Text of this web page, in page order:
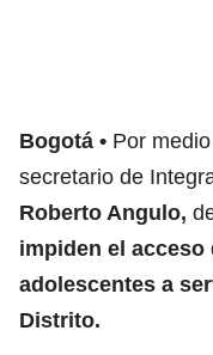
Bogotá
Por
secretario de
Roberto Angulo,
impiden el
adolescentes a
Distrito.